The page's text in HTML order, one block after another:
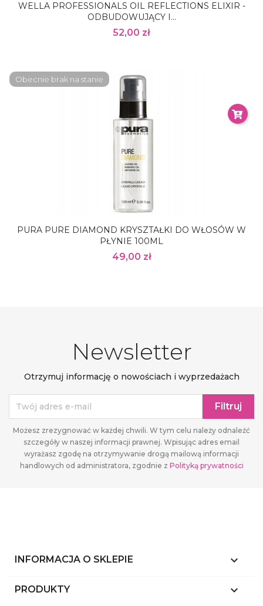
WELLA PROFESSIONALS OIL REFLECTIONS ELIXIR -
ODBUDOWUJĄCY I...
52,00 zł
PURA PURE DIAMOND KRYSZTAŁKI DO WŁOSÓW W
PŁYNIE 100ML
49,00 zł
Obecnie brak na stanie
Newsletter
Otrzymuj informację o nowościach i wyprzedażach
Możesz zrezygnować w każdej chwili. W tym celu należy odnaleźć
szczegóły w naszej informacji prawnej. Wpisując adres email
wyrażasz zgodę na otrzymywanie drogą mailową informacji
handlowych od administratora, zgodnie z Polityką prywatności
INFORMACJA O SKLEPIE keyboard_arrow_down
PRODUKTY 